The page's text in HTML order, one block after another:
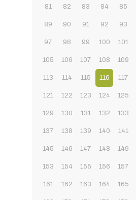
81 82 83 84 85
89 90 91 92 93
97 98 99 100 101
105 106 107 108 109
113 114 115 116 117
121 122 123 124 125
129 130 131 132 133
137 138 139 140 141
145 146 147 148 149
153 154 155 156 157
161 162 163 164 165